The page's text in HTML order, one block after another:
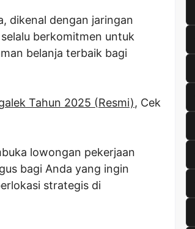
dikenal dengan jaringan
berkomitmen untuk
belanja terbaik bagi
Tahun 2025 (Resmi), Cek
lowongan pekerjaan
bagi Anda yang ingin
strategis di